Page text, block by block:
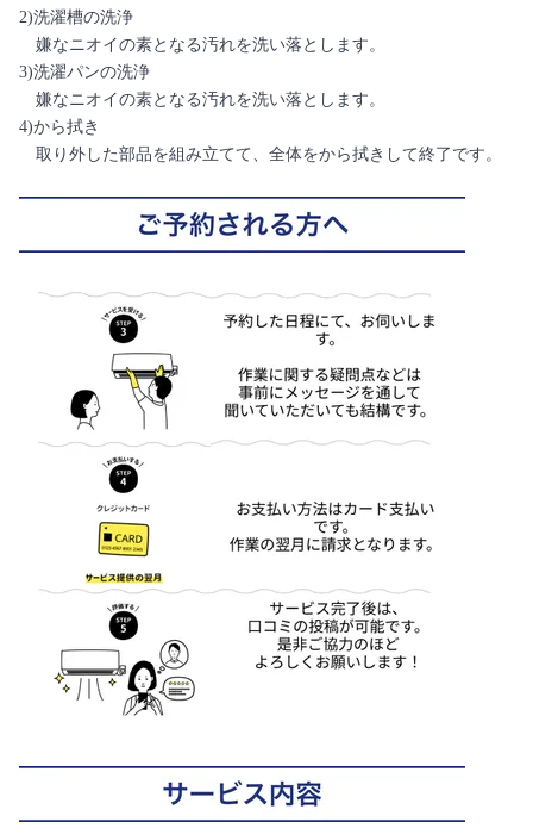
2)洗濯槽の洗浄
嫌なニオイの素となる汚れを洗い落とします。
3)洗濯パンの洗浄
嫌なニオイの素となる汚れを洗い落とします。
4)から拭き
取り外した部品を組み立てて、全体をから拭きして終了です。